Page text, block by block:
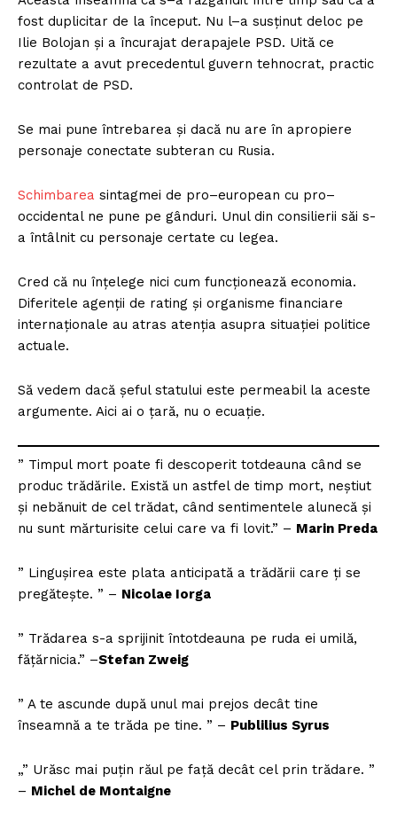
fost duplicitar de la început. Nu l–a susținut deloc pe
Ilie Bolojan și a încurajat derapajele PSD. Uită ce
rezultate a avut precedentul guvern tehnocrat, practic
controlat de PSD.
Se mai pune întrebarea și dacă nu are în apropiere
personaje conectate subteran cu Rusia.
Schimbarea sintagmei de pro–european cu pro–
occidental ne pune pe gânduri. Unul din consilierii săi s-
a întâlnit cu personaje certate cu legea.
Cred că nu înțelege nici cum funcționează economia.
Diferitele agenții de rating și organisme financiare
internaționale au atras atenția asupra situației politice
actuale.
Să vedem dacă șeful statului este permeabil la aceste
argumente. Aici ai o țară, nu o ecuație.
” Timpul mort poate fi descoperit totdeauna când se
produc trădările. Există un astfel de timp mort, neștiut
și nebănuit de cel trădat, când sentimentele alunecă și
nu sunt mărturisite celui care va fi lovit.” – Marin Preda
” Linguşirea este plata anticipată a trădării care ţi se
pregăteşte. ” – Nicolae Iorga
” Trădarea s-a sprijinit întotdeauna pe ruda ei umilă,
fățărnicia.” –Stefan Zweig
” A te ascunde după unul mai prejos decât tine
înseamnă a te trăda pe tine. ” – Publilius Syrus
„” Urăsc mai puțin răul pe față decât cel prin trădare. ”
– Michel de Montaigne